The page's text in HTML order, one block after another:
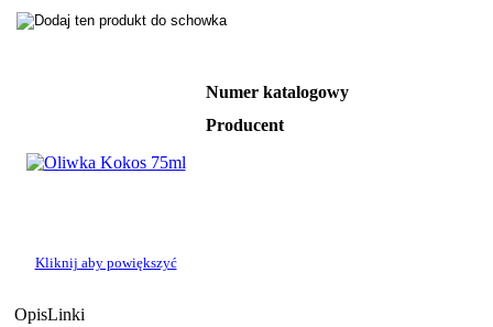
Kliknij aby powiększyć
Numer katalogowy
Producent
OpisLinki